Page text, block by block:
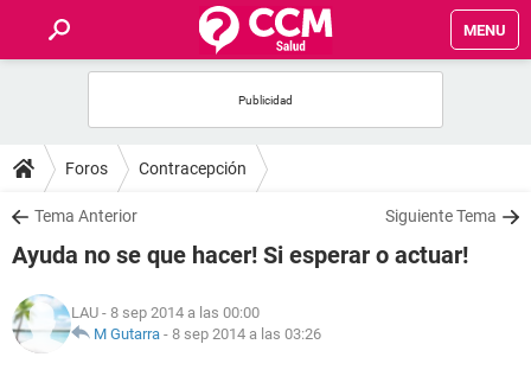
MENU
FOROS
SALUD
FAMILIA
NUTRICIÓN
Foros Contracepción
Tema Anterior Siguiente Tema
Ayuda no se que hacer! Si esperar o actuar!
LAU - 8 sep 2014 a las 00:00
M Gutarra - 8 sep 2014 a las 03:26